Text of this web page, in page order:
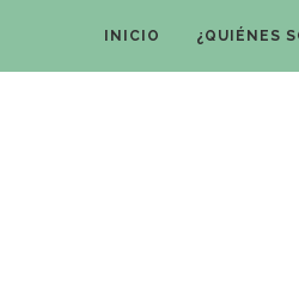
INICIO ¿QUIÉNES